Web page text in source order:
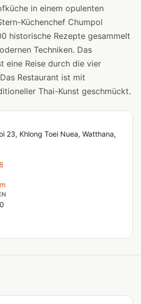
in einem opulenten
Küchenchef Chumpol
historische Rezepte gesammelt
Techniken. Das
eine Reise durch die vier
Restaurant ist mit
Thai-Kunst geschmückt.
23, Khlong Toei Nuea, Watthana,